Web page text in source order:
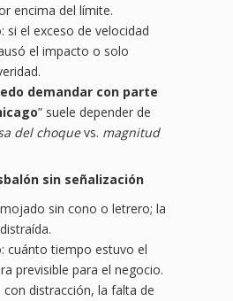
encima del límite.
si el exceso de velocidad
el impacto o solo
demandar con parte
” suele depender de
del choquevs. magnitud
sin señalización
sin cono o letrero; la
cuánto tiempo estuvo el
previsible para el negocio.
con distracción, la falta de